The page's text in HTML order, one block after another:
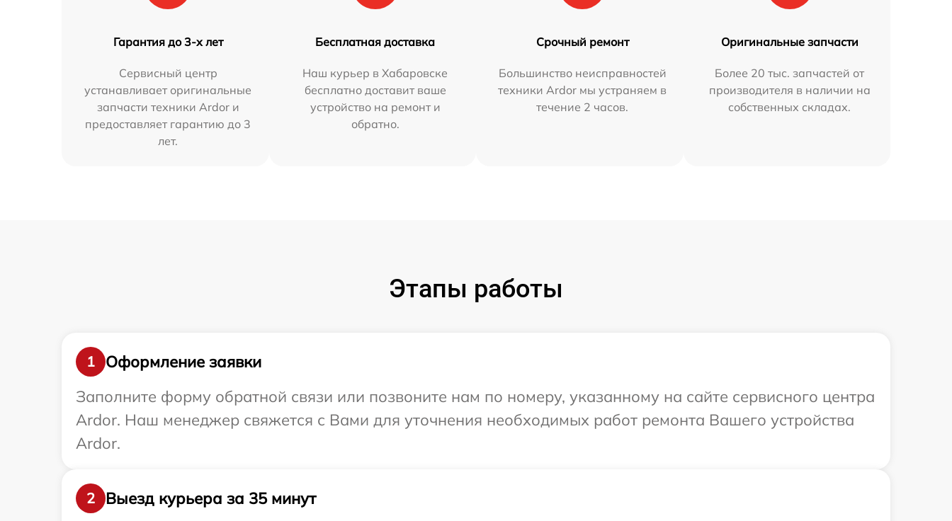
Гарантия до 3-х лет
Сервисный центр
устанавливает оригинальные
запчасти техники Ardor и
предоставляет гарантию до 3
лет.
Бесплатная доставка
Наш курьер в Хабаровске
бесплатно доставит ваше
устройство на ремонт и
обратно.
Срочный ремонт
Большинство неисправностей
техники Ardor мы устраняем в
течение 2 часов.
Оригинальные запчасти
Более 20 тыс. запчастей от
производителя в наличии на
собственных складах.
Этапы работы
1
Оформление заявки
Заполните форму обратной связи или позвоните нам по номеру, указанному на сайте сервисного центра
Ardor. Наш менеджер свяжется с Вами для уточнения необходимых работ ремонта Вашего устройства
Ardor.
2
Выезд курьера за 35 минут